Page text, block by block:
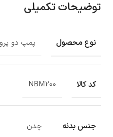
توضیحات تکمیلی
نوع محصول پمپ دو
کد کالا NBM200
جنس بدنه چدن